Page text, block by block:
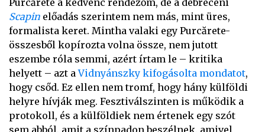
Purcărete a kedvenc rendezőm, de a debreceni
Scapin előadás szerintem nem más, mint üres,
formalista keret. Mintha valaki egy Purcărete-
összesből kopírozta volna össze, nem jutott
eszembe róla semmi, azért írtam le – kritika
helyett – azt aVidnyánszky kifogásolta mondatot,
hogy csőd. Ez ellen nem tromf, hogy hány külföldi
helyre hívják meg. Fesztiválszinten is működik a
protokoll, és a külföldiek nem értenek egy szót